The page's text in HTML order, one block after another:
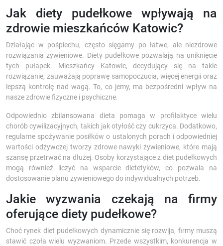
Jak diety pudełkowe wpływają na
zdrowie mieszkańców Katowic?
Działając w pośpiechu, często sięgamy po łatwe, ale niezdrowe
rozwiązania żywieniowe. Diety pudełkowe pozwalają na uniknięcie
tych pułapek. Mieszkańcy Katowic, decydujący się na takie
rozwiązanie, zauważają poprawę samopoczucia, więcej energii oraz
lepszą kontrolę nad wagą. To, co jemy, ma bezpośredni wpływ na
nasze zdrowie fizyczne i psychiczne.
Odpowiednio zbilansowana dieta pomaga w profilaktyce wielu
chorób cywilizacyjnych, takich jak otyłość czy cukrzyca. Dodatkowo,
regularne spożywanie posiłków o ustalonych porach i odpowiedniej
wartości odżywczej tworzy zdrowe nawyki żywieniowe, które mają
szansę przetrwać na dłużej. Osoby korzystające z diet pudełkowych
mogą również liczyć na wsparcie dietetyków, co pozwala na
dostosowanie planu żywieniowego do indywidualnych potrzeb.
Jakie wyzwania czekają na firmy
oferujące diety pudełkowe?
Choć rynek diet pudełkowych dynamicznie się rozwija, firmy muszą
stawić czoła wielu wyzwaniom. Przede wszystkim, konkurencja w